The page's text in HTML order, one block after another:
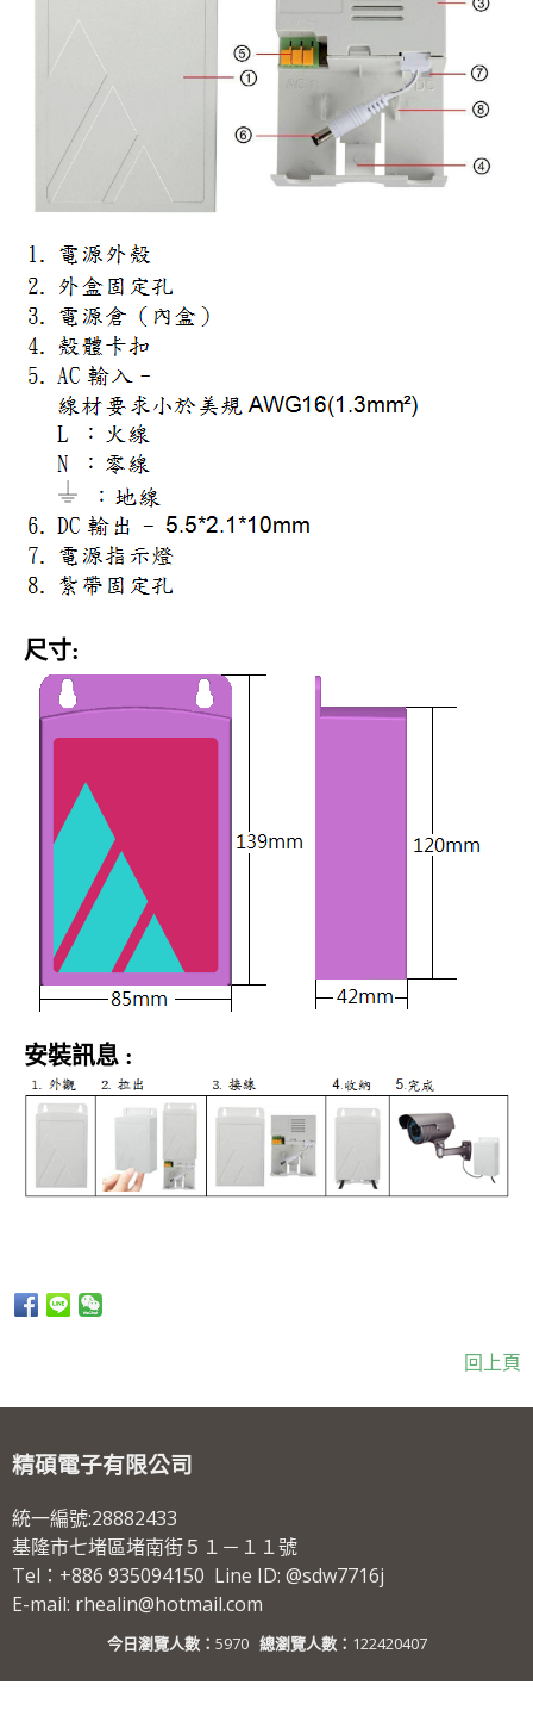
尺寸:
安裝訊息 :
回上頁
精碩電子有限公司
統一編號:28882433
基隆市七堵區堵南街５１－１１號
Tel：+886 935094150 Line ID: @sdw7716j
E-mail: rhealin@hotmail.com
今日瀏覽人數： 5970 總瀏覽人數： 122420407